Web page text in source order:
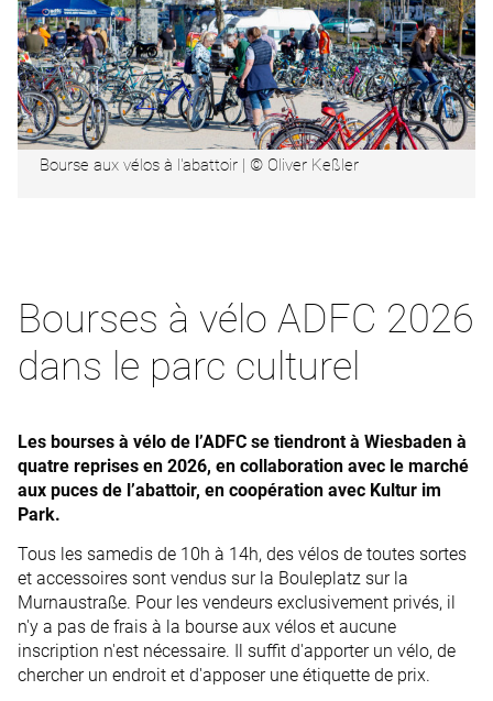
Bourse aux vélos à l'abattoir | © Oliver Keßler
Bourses à vélo ADFC 2026
dans le parc culturel
Les bourses à vélo de l’ADFC se tiendront à Wiesbaden à
quatre reprises en 2026, en collaboration avec le marché
aux puces de l’abattoir, en coopération avec Kultur im
Park.
Tous les samedis de 10h à 14h, des vélos de toutes sortes
et accessoires sont vendus sur la Bouleplatz sur la
Murnaustraße. Pour les vendeurs exclusivement privés, il
n'y a pas de frais à la bourse aux vélos et aucune
inscription n'est nécessaire. Il suffit d'apporter un vélo, de
chercher un endroit et d'apposer une étiquette de prix.